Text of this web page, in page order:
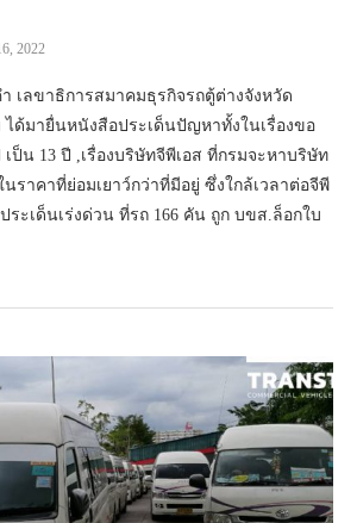
2022
ำ เลขาธิการสมาคมธุรกิจรถตู้ต่างจังหวัด
ได้มายื่นหนังสือประเด็นปัญหาทั้งในเรื่องขอ
ป็น 13 ปี ,เรื่องบริษัทจีพีเอส ที่กรมจะหาบริษัท
ราคาที่ย่อมเยาว์กว่าที่มีอยู่ ซึ่งใกล้เวลาต่อจีพี
ระเด็นเร่งด่วน ที่รถ 166 คัน ถูก บขส.ล็อกใบ